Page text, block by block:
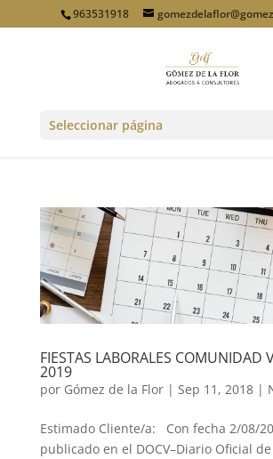
963531918
Seleccionar página
FIESTAS LABORALES COMUNIDAD
2019
por Gómez de la Flor| Sep 11, 2018|
Estimado Cliente/a: Con fecha 2/08/
publicado en el DOCV–Diario Oficial